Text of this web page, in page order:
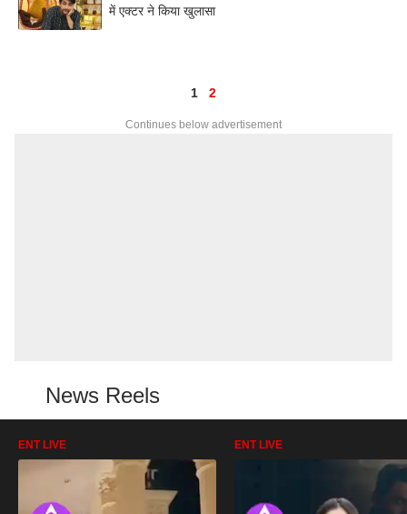
में एक्टर ने किया खुलासा
1 2
Continues below advertisement
News Reels
ENT LIVE ENT LIVE